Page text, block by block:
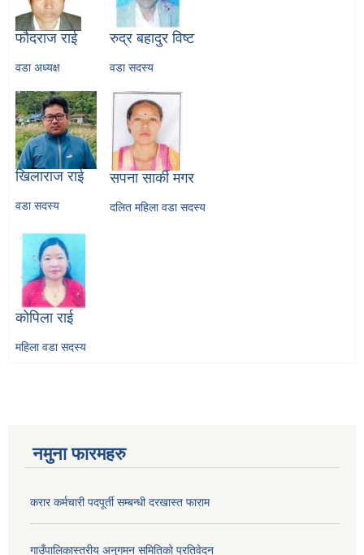
फौदराज राई
वडा अध्यक्ष
रुद्र बहादुर विष्ट
वडा सदस्य
खिलाराज राई
वडा सदस्य
सपना सार्की मगर
दलित महिला वडा सदस्य
कोपिला राई
महिला वडा सदस्य
नमुना फारमहरु
करार कर्मचारी पदपूर्ती सम्बन्धी दरखास्त फाराम
गाउँपालिकास्तरीय अनुगमन समितिको प्रतिवेदन